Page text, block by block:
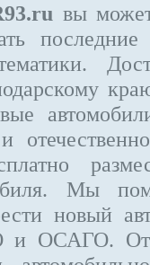
вы
Мы
новый
и ОСАГО.